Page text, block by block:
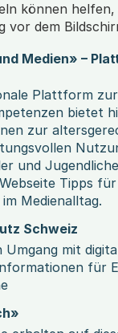
können helfen,
vor dem
Medien» –
Plattform
bietet
zur
und
Tipps
Medienalltag.
Schweiz
Umgang mit
für